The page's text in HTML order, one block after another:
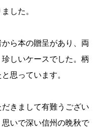
した。
ら本の贈呈があり、両
しいケースでした。柄
思っています。
きまして有難うござい
いで深い信州の晩秋で